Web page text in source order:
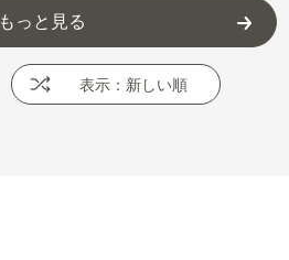
もっと見る
表示：新しい順